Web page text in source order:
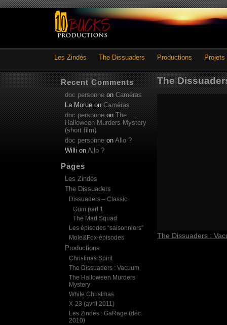
Les Zindés The Dissuaders Productions Projets
The
The Dissuaders :
Recent Comments
doc personneonCaméras
La MorueonCaméras
doc personneonThe
Halloween Murders Mystery
(short film)
doc personne on Allo ?
Willi on Allo ?
Pages
Les Zindés
The Dissuaders
Dissuaders – Classic
Gum part 1
The Mad Squad
Les épisodes “saisonniers”
Mole&Fox-épisodes
Productions
Christmas Spirit
The Dissuaders : Vacuum
The Halloween Murders
Mystery
White Christmas
X-23 (avril 2011)
Les Zindés : GaRage (déc.
2010)